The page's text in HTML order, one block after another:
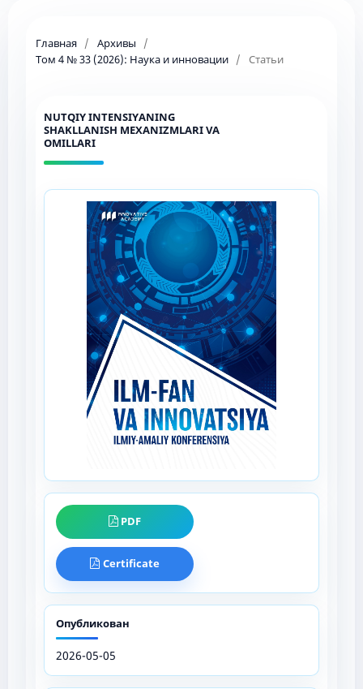
Главная / Архивы
/
Том 4 № 33 (2026): Наука и инновации / Статьи
NUTQIY INTENSIYANING
SHAKLLANISH MEXANIZMLARI VA
OMILLARI
PDF
Certificate
Опубликован
2026-05-05